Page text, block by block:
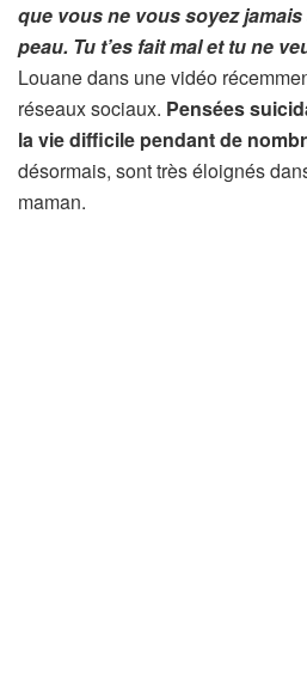
que vous ne vous soyez
peau. Tu t’es fait mal et tu ne
Louane dans une vidéo
réseaux sociaux. Pensées
la vie difficile pendant de
désormais, sont très éloignés
maman.